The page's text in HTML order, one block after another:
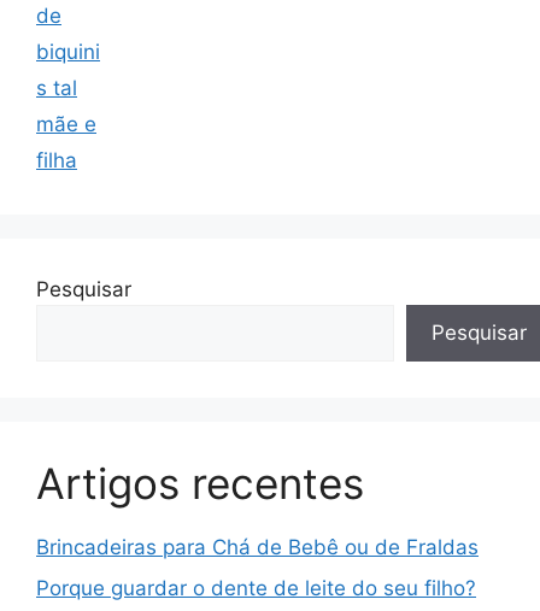
de
biquini
s tal
mãe e
filha
Pesquisar
Pesquisar
Artigos recentes
Brincadeiras para Chá de Bebê ou de Fraldas
Porque guardar o dente de leite do seu filho?